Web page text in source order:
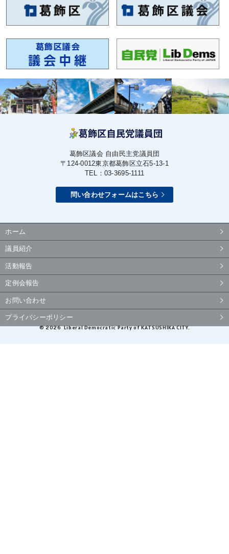
葛飾区議会 自由民主党議員団
〒124-0012東京都葛飾区立石5-13-1
TEL：03-3695-1111
問い合わせフォームはこちら
ホーム
議員紹介
活動報告
定例会報告
お問い合わせ
プライバシーポリシー
© 2026 Liberal Democratic Party of KATSUSHIKA CITY.